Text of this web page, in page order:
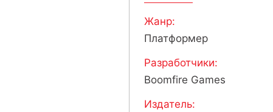
Жанр:
Платформер
Разработчики:
Boomfire Games
Издатель: